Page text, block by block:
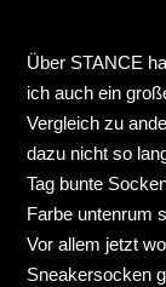
Über STANCE
ich auch ein
Vergleich zu
dazu nicht so
Tag bunte
Farbe untenrum
Vor allem jetzt
Sneakersocken